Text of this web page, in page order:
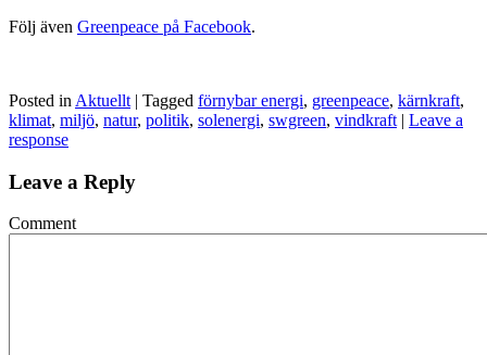
Följ även Greenpeace på Facebook.
Posted in Aktuellt | Tagged förnybar energi, greenpeace, kärnkraft,
klimat, miljö, natur, politik, solenergi, swgreen, vindkraft | Leave a
response
Leave a Reply
Comment